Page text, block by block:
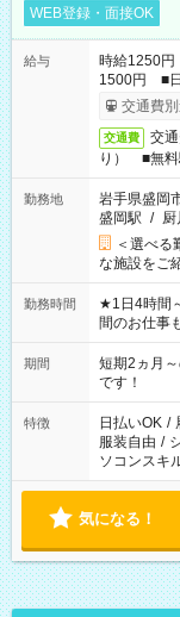
WEB登録・面接OK
給与
時給1250
1500円 ■
交通費
交通費
交
り） ■無料
勤務地
岩手県盛岡
盛岡駅 / 厨
＜選べ
な施設をご
勤務時間
★1日4時間
間のお仕事
家庭の都合
※週最低15
期間
短期2ヵ月
です！
特徴 日払いOK /
服装自由 /
ソコンスキ
気になる！